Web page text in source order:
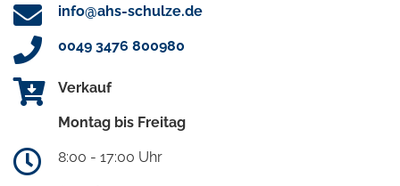
info@ahs-schulze.de
0049 3476 800980
Verkauf
Montag bis Freitag
8:00 - 17:00 Uhr